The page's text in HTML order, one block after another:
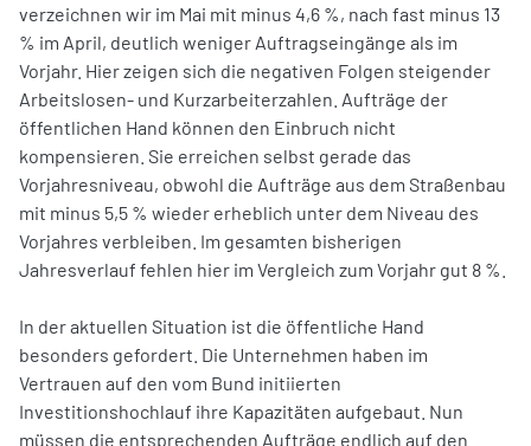
verzeichnen wir im Mai mit minus 4,6 %, nach fast minus 13
% im April, deutlich weniger Auftragseingänge als im
Vorjahr. Hier zeigen sich die negativen Folgen steigender
Arbeitslosen- und Kurzarbeiterzahlen. Aufträge der
öffentlichen Hand können den Einbruch nicht
kompensieren. Sie erreichen selbst gerade das
Vorjahresniveau, obwohl die Aufträge aus dem Straßenbau
mit minus 5,5 % wieder erheblich unter dem Niveau des
Vorjahres verbleiben. Im gesamten bisherigen
Jahresverlauf fehlen hier im Vergleich zum Vorjahr gut 8 %.
In der aktuellen Situation ist die öffentliche Hand
besonders gefordert. Die Unternehmen haben im
Vertrauen auf den vom Bund initiierten
Investitionshochlauf ihre Kapazitäten aufgebaut. Nun
müssen die entsprechenden Aufträge endlich auf den